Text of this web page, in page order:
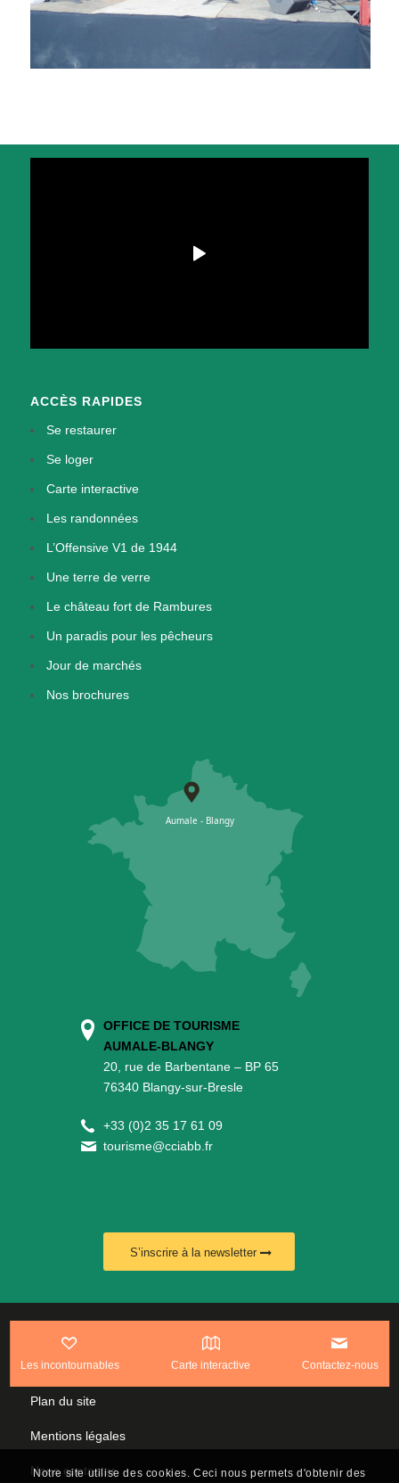
Les incontournables Carte interactive Contactez-nous
ACCÈS RAPIDES
Se restaurer
Se loger
Carte interactive
Les randonnées
L’Offensive V1 de 1944
Une terre de verre
Le château fort de Rambures
Un paradis pour les pêcheurs
Jour de marchés
Nos brochures
OFFICE DE TOURISME
AUMALE-BLANGY
20, rue de Barbentane – BP 65
76340 Blangy-sur-Bresle
+33 (0)2 35 17 61 09
tourisme@cciabb.fr
S’inscrire à la newsletter
Politique de confidentialité
Plan du site
Mentions légales
Nous contacter
Notre site utilise des cookies. Ceci nous permets d'obtenir des